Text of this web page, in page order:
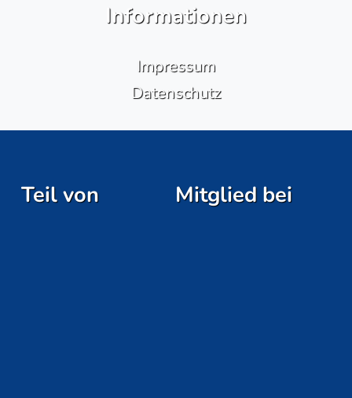
Informationen
Impressum
Datenschutz
Teil von Mitglied bei